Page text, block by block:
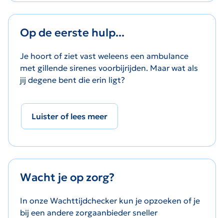
Op de eerste hulp...
Je hoort of ziet vast weleens een ambulance
met gillende sirenes voorbijrijden. Maar wat als
jij degene bent die erin ligt?
Luister of lees meer
Wacht je op zorg?
In onze Wachttijdchecker kun je opzoeken of je
bij een andere zorgaanbieder sneller